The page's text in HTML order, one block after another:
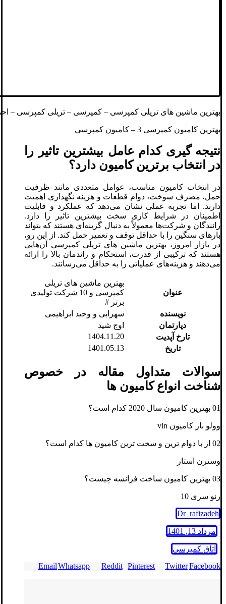
بهترین ماشین های تریلی کمپرسی – کمپرسی – تریلی کمپرسی –
بهترین کامیون کمپرسی 3 – کامیون کمپرسی
نتیجه گیری کدام عامل بیشترین تاثیر را
در انتخاب برترین کامیون دارد؟
در انتخاب کامیون مناسب، عوامل متعددی مانند ظرفیت
حمل، مصرف سوخت، دوام قطعات و هزینه نگهداری اهمیت
دارند. اما تجربه عملی نشان می‌دهد که عملکرد و قابلیت
اطمینان در شرایط کاری سخت بیشترین تاثیر را دارد.
رانندگان و شرکت‌ها معمولاً به دنبال گزینه‌ای هستند که بتواند
بارهای سنگین را با حداقل توقف و تعمیر حمل کند. از این رو،
در بازار امروز، بهترین ماشین های تریلی کمپرسی آن‌هایی
هستند که ترکیبی از قدرت، استحکام و راندمان بالا را ارائه
می‌دهند و هزینه‌های عملیاتی را به حداقل می‌رسانند.
عنوان
بهترین ماشین های تریلی
کمپرسی و 10 شرکت تولیدی
برتر #
نویسنده
سهرابی و وحید ابراهیمی
دپارتمان
اوج شید
تارخ آپدیت
1404.11.20
تاریخ
1401.05.13
سوالات متداول مقاله در خصوص
شناخت انواع کامیون ها
01 بهترین کامیون سال 2020 کدام است؟
وولو بار کامیون vln
02 از با دوام ترین و سخت ترین کامیون ها کدام است؟
وسترن استار
03 بهترین کامیون ساخت فرانسه چیست؟
رنو سری 10
Dr_rafizadeh
مرداد 13, 1401
اتاق کمپرسی
Facebook
Twitter
Pinterest
Reddit
Whatsapp
Email